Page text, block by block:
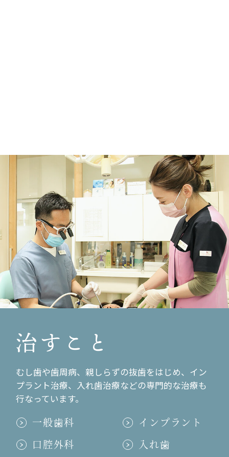
8/7（木）〜8/14（木）まで休診となります。
宜しくお願いいたします。
祝４周年！！
ホームページをリニューアルしました。
2014.10.10
歯科衛生士さん募集〜！！
2014.06.27
カラフルスクラブ‼︎
2014.06.04
歯の健康フェスタ‼︎
2014.05.20
皆様に安心を！
2014.02.13
はだか祭り！
2013.12.09
祝３周年！
2013.10.22
治すこと
むし歯や歯周病、親しらずの抜歯をはじめ、イン
プラント治療、入れ歯治療などの専門的な治療も
行なっています。
一般歯科
口腔外科
インプラント
入れ歯